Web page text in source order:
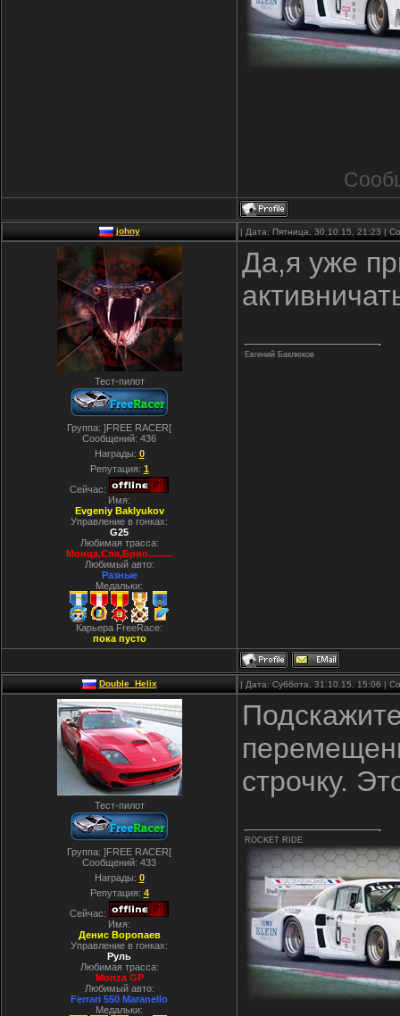
johny | Дата: Пятница, 30.10.15, 21:23 |
Тест-пилот
Группа: ]FREE RACER[
Сообщений: 436
Награды: 0
Репутация: 1
Сейчас:
Имя:
Evgeniy Baklyukov
Управление в гонках:
G25
Любимая трасса:
Монца,Спа,Брно.........
Любимый авто:
Разные
Медальки:
Карьера FreeRace:
пока пусто
Да,я уже
Евгений Баклюков
Double_Helix | Дата: Суббота, 31.10.15, 15:06 |
Тест-пилот
Группа: ]FREE RACER[
Сообщений: 433
Награды: 0
Репутация: 4
Сейчас:
Имя:
Денис Воропаев
Управление в гонках:
Руль
Любимая трасса:
Monza GP
Любимый авто:
Ferrari 550 Maranello
Медальки:
строчку.
ROCKET RIDE